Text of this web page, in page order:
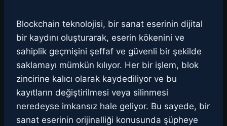
Blockchain teknolojisi, bir sanat eserinin dijital
bir kaydını oluşturarak, eserin kökenini ve
sahiplik geçmişini şeffaf ve güvenli bir şekilde
saklamayı mümkün kılıyor. Her bir işlem, blok
zincirine kalıcı olarak kaydediliyor ve bu
kayıtların değiştirilmesi veya silinmesi
neredeyse imkansız hale geliyor. Bu sayede, bir
sanat eserinin orijinalliği konusunda şüpheye